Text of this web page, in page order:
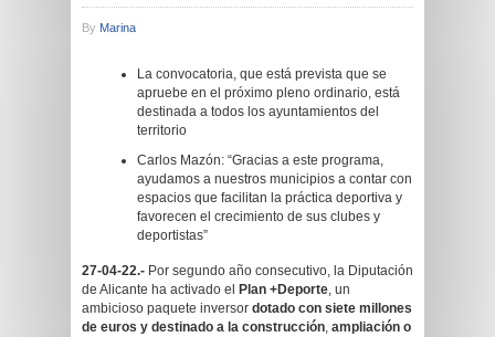
By Marina
La convocatoria, que está prevista que se
apruebe en el próximo pleno ordinario, está
destinada a todos los ayuntamientos del
territorio
Carlos Mazón: “Gracias a este programa,
ayudamos a nuestros municipios a contar con
espacios que facilitan la práctica deportiva y
favorecen el crecimiento de sus clubes y
deportistas”
27-04-22.- Por segundo año consecutivo, la Diputación
de Alicante ha activado el
Plan +Deporte, un
ambicioso paquete inversor dotado con siete millones
de euros y destinado a la construcción, ampliación o